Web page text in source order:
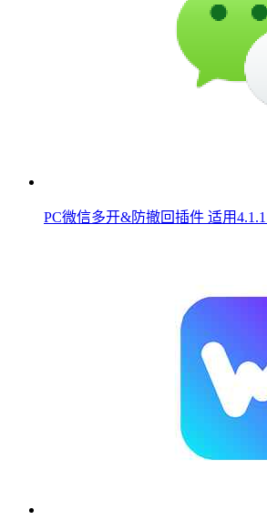
PC微信多开&防撤回插件 适用